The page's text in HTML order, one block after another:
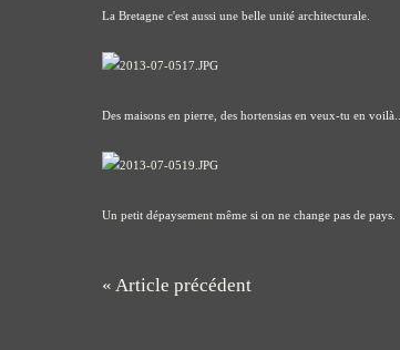
La Bretagne c'est aussi une belle unité architecturale.
Des maisons en pierre, des hortensias en veux-tu en voilà...
Un petit dépaysement même si on ne change pas de pays.
« Article précédent